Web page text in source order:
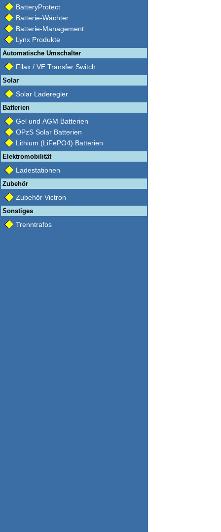
BatteryProtect
Batterie-Wächter
Batterie-Management
Lynx Produkte
Automatische Umschalter
Filax / VE Transfer Switch
Solar
Solar Laderegler
Batterien
Gel und AGM Batterien
OPzS Solar Batterien
Lithium (LiFePO4) Batterien
Elektromobilität
Ladestationen
Zubehör
Zubehör Victron
Sonstiges
Trenntrafos